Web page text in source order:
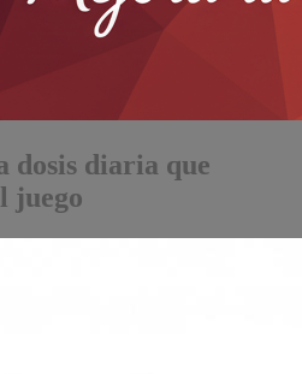
dosis diaria que
juego